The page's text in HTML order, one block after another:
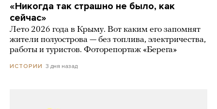
«Никогда так страшно не было, как
сейчас»
Лето 2026 года в Крыму. Вот каким его запомнят
жители полуострова — без топлива, электричества,
работы и туристов. Фоторепортаж «Берега»
ИСТОРИИ 3 дня назад